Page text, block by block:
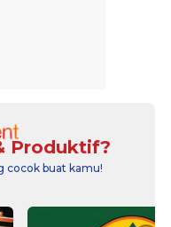
Produktif?
cocok buat kamu!